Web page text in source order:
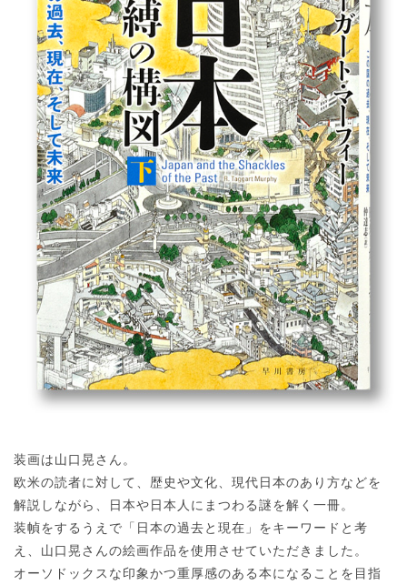
装画は山口晃さん。
欧米の読者に対して、歴史や文化、現代日本のあり方などを
解説しながら、日本や日本人にまつわる謎を解く一冊。
装幀をするうえで「日本の過去と現在」をキーワードと考
え、山口晃さんの絵画作品を使用させていただきました。
オーソドックスな印象かつ重厚感のある本になることを目指